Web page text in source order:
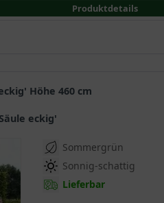
Produktdetails
Höhe 460 cm
eckig'
Sommergrün
Sonnig-schattig
Lieferbar